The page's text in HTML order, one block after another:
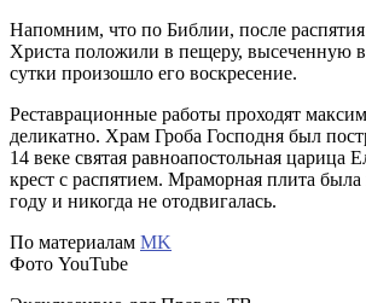
Напомним, что по Библии, после
Христа положили в пещеру, высеченную в
сутки произошло его воскресение.
Реставрационные работы проходят
деликатно. Храм Гроба Господня был
14 веке святая равноапостольная царица
крест с распятием. Мраморная плита
году и никогда не отодвигалась.
По материалам MK
Фото YouTube